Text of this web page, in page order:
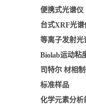
便携式光谱仪
台式XRF光谱
等离子发射光
Biolab运动粘
司特尔 材相
标准样品
化学元素分析